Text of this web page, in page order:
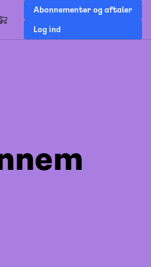
Abonnementer og aftaler
Log ind